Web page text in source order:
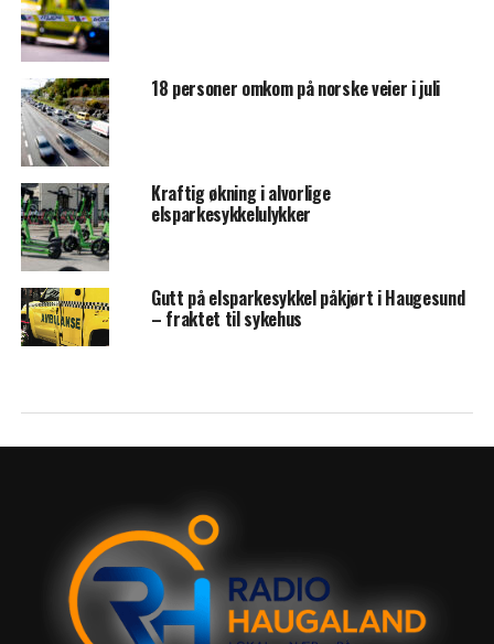
18 personer omkom på norske veier i juli
Kraftig økning i alvorlige
elsparkesykkelulykker
Gutt på elsparkesykkel påkjørt i Haugesund
– fraktet til sykehus